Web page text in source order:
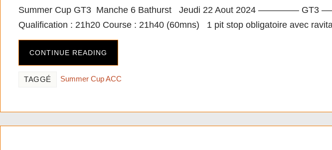
Summer Cup GT3 Manche 6 Bathurst Jeudi 22 Aout 2024 ————– GT3
Qualification : 21h20 Course : 21h40 (60mns) 1 pit stop obligatoire avec
CONTINUE READING
TAGGÉ Summer Cup ACC